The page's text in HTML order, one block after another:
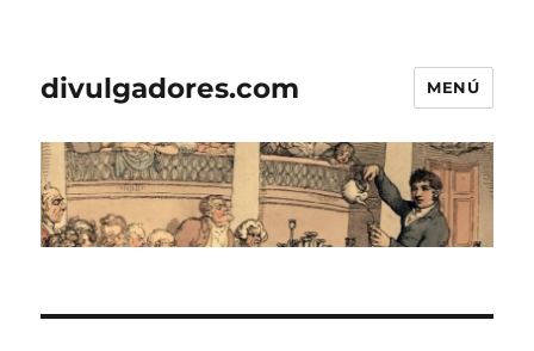
divulgadores.com MENÚ